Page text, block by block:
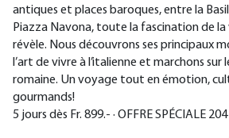
antiques et places baroques, entre la
Piazza Navona, toute la fascination de la
révèle. Nous découvrons ses principaux
l’art de vivre à l’italienne et marchons sur
romaine. Un voyage tout en émotion,
gourmands!
5 jours dès Fr. 899.- · OFFRE SPÉCIALE 204